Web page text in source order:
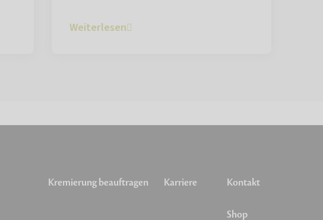
Weiterlesen
Kremierung beauftragen Karriere Kontakt
Shop